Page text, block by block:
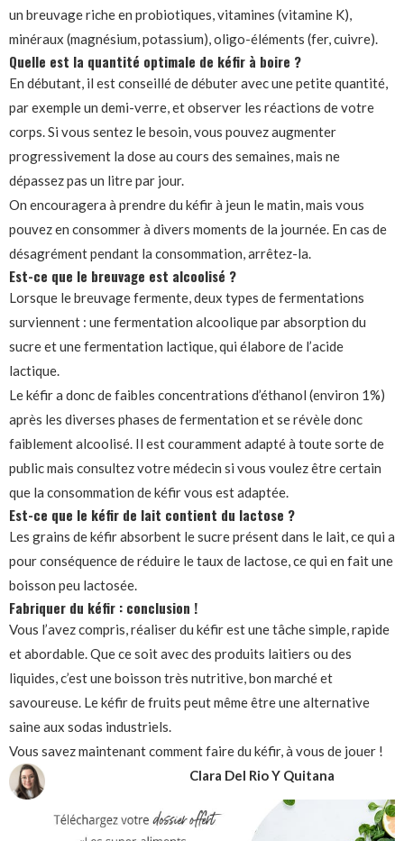
un breuvage riche en probiotiques, vitamines (vitamine K),
minéraux (magnésium, potassium), oligo-éléments (fer, cuivre).
Quelle est la quantité optimale de kéfir à boire ?
En débutant, il est conseillé de débuter avec une petite quantité,
par exemple un demi-verre, et observer les réactions de votre
corps. Si vous sentez le besoin, vous pouvez augmenter
progressivement la dose au cours des semaines, mais ne
dépassez pas un litre par jour.
On encouragera à prendre du kéfir à jeun le matin, mais vous
pouvez en consommer à divers moments de la journée. En cas de
désagrément pendant la consommation, arrêtez-la.
Est-ce que le breuvage est alcoolisé ?
Lorsque le breuvage fermente, deux types de fermentations
surviennent : une fermentation alcoolique par absorption du
sucre et une fermentation lactique, qui élabore de l’acide
lactique.
Le kéfir a donc de faibles concentrations d’éthanol (environ 1%)
après les diverses phases de fermentation et se révèle donc
faiblement alcoolisé. Il est couramment adapté à toute sorte de
public mais consultez votre médecin si vous voulez être certain
que la consommation de kéfir vous est adaptée.
Est-ce que le kéfir de lait contient du lactose ?
Les grains de kéfir absorbent le sucre présent dans le lait, ce qui a
pour conséquence de réduire le taux de lactose, ce qui en fait une
boisson peu lactosée.
Fabriquer du kéfir : conclusion !
Vous l’avez compris, réaliser du kéfir est une tâche simple, rapide
et abordable. Que ce soit avec des produits laitiers ou des
liquides, c’est une boisson très nutritive, bon marché et
savoureuse. Le kéfir de fruits peut même être une alternative
saine aux sodas industriels.
Vous savez maintenant comment faire du kéfir, à vous de jouer !
Clara Del Rio Y Quitana